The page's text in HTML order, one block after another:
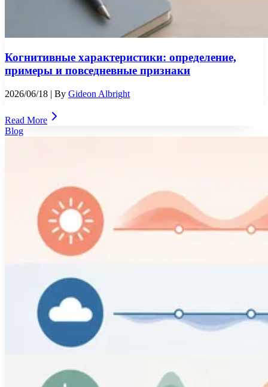
Когнитивные характеристики: определение,
примеры и повседневные признаки
2026/06/18 | By Gideon Albright
Read More
Blog